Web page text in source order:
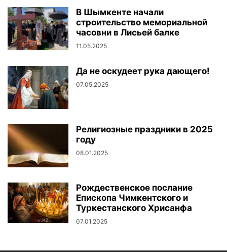
В Шымкенте начали
строительство мемориальной
часовни в Лисьей балке
11.05.2025
Да не оскудеет рука дающего!
07.05.2025
Религиозные праздники в 2025
году
08.01.2025
Рождественское послание
Епископа Чимкентского и
Туркестанского Хрисанфа
07.01.2025